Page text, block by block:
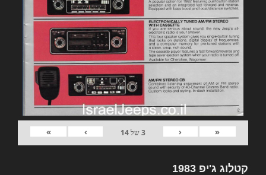
«
‹
3של14
›
»
קטלוג ג'יפ 1983